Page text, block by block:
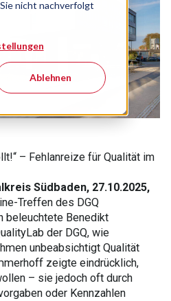
nicht nachverfolgt
Ablehnen
– Fehlanreize für Qualität im
Südbaden, 27.10.2025,
Treffen des DGQ
beleuchtete Benedikt
der DGQ, wie
unbeabsichtigt Qualität
zeigte eindrücklich,
– sie jedoch oft durch
oder Kennzahlen